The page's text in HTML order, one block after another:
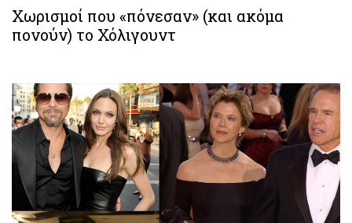
Χωρισμοί που «πόνεσαν» (και ακόμα
πονούν) το Χόλιγουντ